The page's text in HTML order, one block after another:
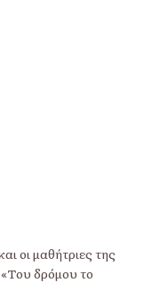
οι μαθήτριες της
«Του δρόμου το